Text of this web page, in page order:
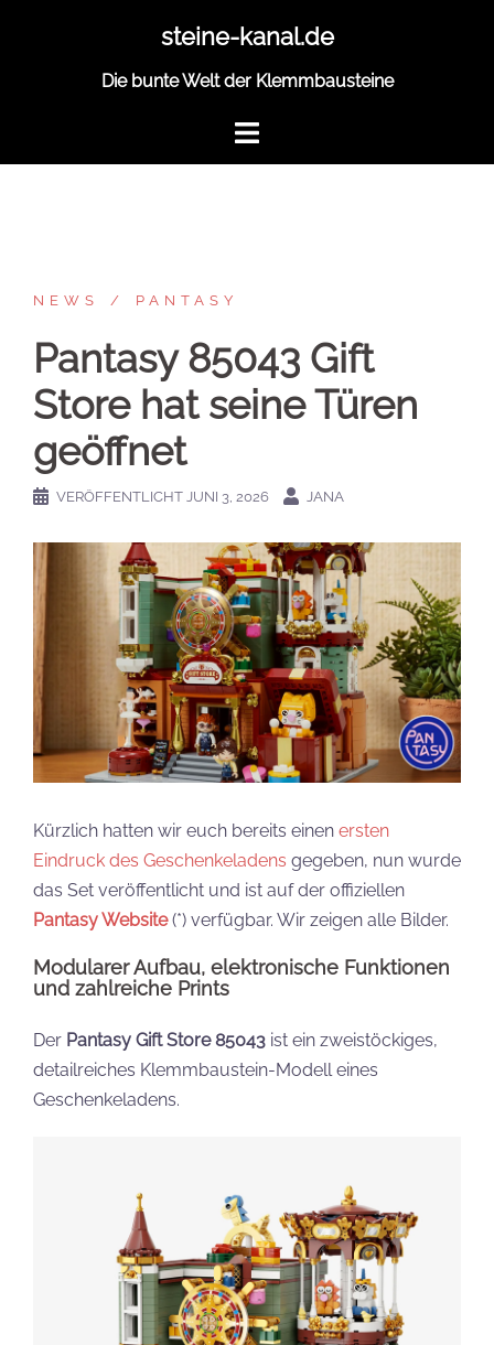
steine-kanal.de
Die bunte Welt der Klemmbausteine
NEWS PANTASY
Pantasy 85043 Gift
Store hat seine Türen
geöffnet
VERÖFFENTLICHT JUNI 3, 2026 JANA
Kürzlich hatten wir euch bereits einen ersten
Eindruck des Geschenkeladens gegeben, nun wurde
das Set veröffentlicht und ist auf der offiziellen
Pantasy Website(*) verfügbar. Wir zeigen alle Bilder.
Modularer Aufbau, elektronische Funktionen
und zahlreiche Prints
Der Pantasy Gift Store 85043 ist ein zweistöckiges,
detailreiches Klemmbaustein-Modell eines
Geschenkeladens.